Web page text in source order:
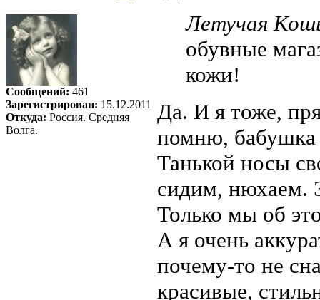
Сообщений: 461
Зарегистрирован: 15.12.2011
Откуда: Россия. Средняя
Волга.
Летучая
обувные
кожи!
Да. И я тоже,
помню, бабушка
Танькой носы
сидим, нюхаем.
Только мы об
А я очень
почему-то не
красивые,